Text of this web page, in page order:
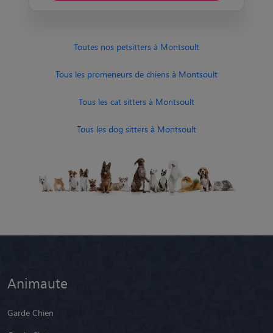
Toutes nos petsitters à Montsoult
Tous les promeneurs de chiens à Montsoult
Tous les cat sitters à Montsoult
Tous les dog sitters à Montsoult
Animaute
Garde Chien